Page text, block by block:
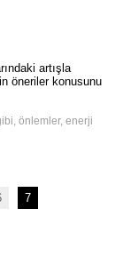
artışla
öneriler konusunu
önlemler, enerji
7